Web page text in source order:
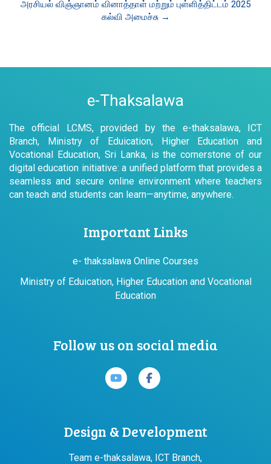
அரசியல் விஞ்ஞானம் வினாத்தாள் மற்றும் புள்ளித்திட்டம் 2025
கல்வி அமைச்சு →
e-Thaksalawa
The official LCMS, provided by the e-thaksalawa, ICT
Branch, Ministry of Eduication, Higher Education and
Vocational Education, Sri Lanka, is the cornerstone of our
digital education initiative: a unified platform that provides a
seamless and secure online environment where teachers
can teach and students can learn—anytime, anywhere.
Important Links
e- thaksalawa Online Courses
Ministry of Eduication, Higher Education and Vocational
Education
Follow us on social media
Design & Development
Team e-thaksalawa, ICT Branch,